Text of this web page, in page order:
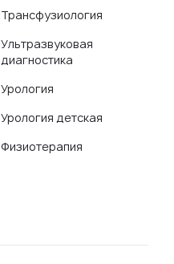
Трансфузиология
Ультразвуковая
диагностика
Урология
Урология детская
Физиотерапия